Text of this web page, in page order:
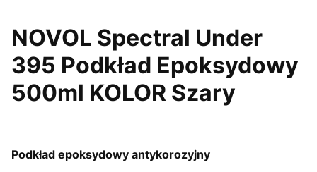
NOVOL Spectral Under
395 Podkład Epoksydowy
500ml KOLOR Szary
Podkład epoksydowy antykorozyjny